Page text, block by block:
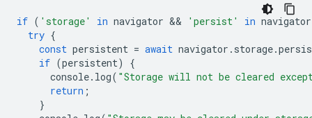
if ( 'storage' in navigator && 'persist' in navigator
try {
const persistent = await navigator . storage.
if (persistent)
{
console. log( "Storage will not be cleared
return ;
}